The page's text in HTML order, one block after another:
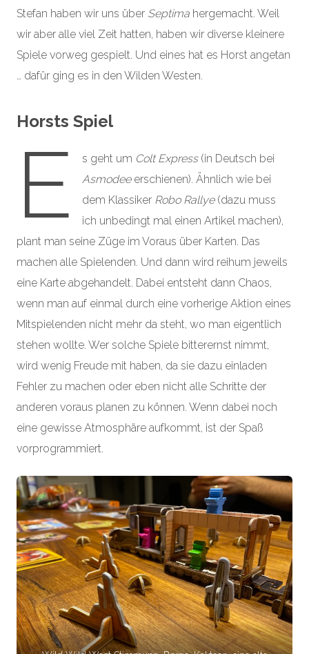
Stefan haben wir uns über Septima hergemacht. Weil
wir aber alle viel Zeit hatten, haben wir diverse kleinere
Spiele vorweg gespielt. Und eines hat es Horst angetan
… dafür ging es in den Wilden Westen.
Horsts Spiel
E s geht um Colt Express(in Deutsch bei
Asmodeeerschienen). Ähnlich wie bei
dem Klassiker Robo Rallye(dazu muss
ich unbedingt mal einen Artikel machen),
plant man seine Züge im Voraus über Karten. Das
machen alle Spielenden. Und dann wird reihum jeweils
eine Karte abgehandelt. Dabei entsteht dann Chaos,
wenn man auf einmal durch eine vorherige Aktion eines
Mitspielenden nicht mehr da steht, wo man eigentlich
stehen wollte. Wer solche Spiele bitterernst nimmt,
wird wenig Freude mit haben, da sie dazu einladen
Fehler zu machen oder eben nicht alle Schritte der
anderen voraus planen zu können. Wenn dabei noch
eine gewisse Atmosphäre aufkommt, ist der Spaß
vorprogrammiert.